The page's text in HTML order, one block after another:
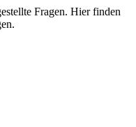
Fragen. Hier finden